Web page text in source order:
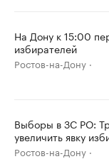
На Дону к 15:00
избирателей
Ростов-на-Дону
Выборы в ЗС РО:
увеличить явку
Ростов-на-Дону